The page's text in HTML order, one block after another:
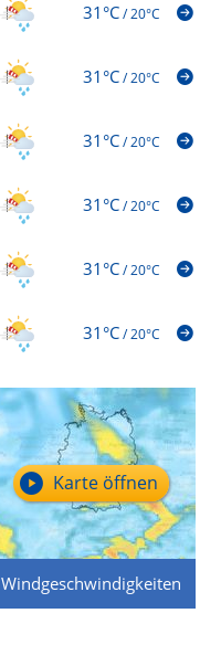
31°C/20°C
31°C/20°C
31°C/20°C
31°C/20°C
31°C/20°C
31°C/20°C
Windgeschwindigkeiten
Karte öffnen